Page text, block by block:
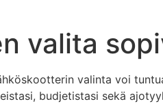
valita
valinta voi
budjetistasi sekä